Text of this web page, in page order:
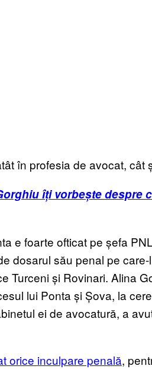
în profesia de avocat, cât
îți vorbește despre
e foarte ofticat pe șefa
dosarul său penal pe
Turceni și Rovinari. Alina
lui Ponta și Șova, la
ei de avocatură, a
orice inculpare penală,